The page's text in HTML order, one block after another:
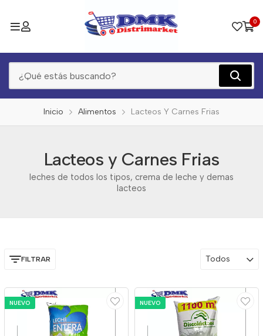
0
Inicio Alimentos Lacteos Y Carnes Frias
Lacteos y Carnes Frias
leches de todos los tipos, crema de leche y demas
lacteos
FILTRAR Todos
NUEVO NUEVO